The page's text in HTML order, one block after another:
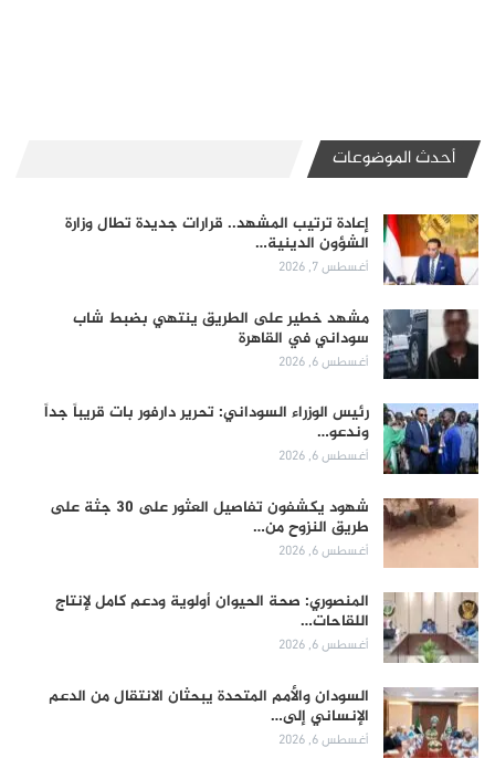
أحدث الموضوعات
إعادة ترتيب المشهد.. قرارات جديدة تطال وزارة
الشؤون الدينية…
أغسطس 7, 2026
مشهد خطير على الطريق ينتهي بضبط شاب
سوداني في القاهرة
أغسطس 6, 2026
رئيس الوزراء السوداني: تحرير دارفور بات قريباً جداً
وندعو…
أغسطس 6, 2026
شهود يكشفون تفاصيل العثور على 30 جثة على
طريق النزوح من…
أغسطس 6, 2026
المنصوري: صحة الحيوان أولوية ودعم كامل لإنتاج
اللقاحات…
أغسطس 6, 2026
السودان والأمم المتحدة يبحثان الانتقال من الدعم
الإنساني إلى…
أغسطس 6, 2026